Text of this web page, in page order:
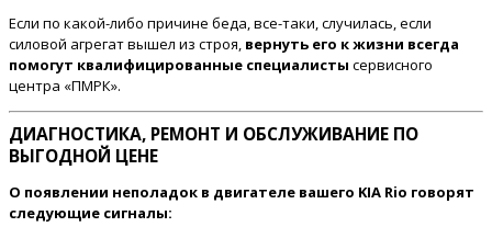
Если по какой-либо причине беда, все-таки, случилась, если
силовой агрегат вышел из строя, вернуть его к жизни всегда
помогут квалифицированные специалисты сервисного
центра «ПМРК».
ДИАГНОСТИКА, РЕМОНТ И ОБСЛУЖИВАНИЕ ПО
ВЫГОДНОЙ ЦЕНЕ
О появлении неполадок в двигателе вашего KIA Rio говорят
следующие сигналы: